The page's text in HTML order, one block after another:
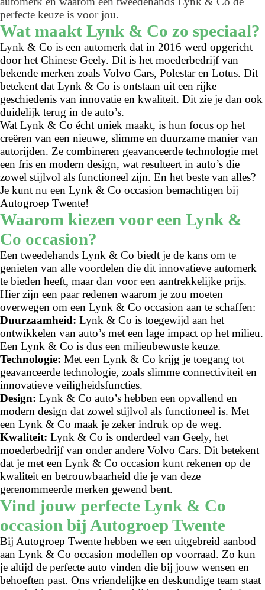
perfecte keuze is voor jou.
Wat maakt Lynk & Co zo speciaal?
Lynk & Co is een automerk dat in 2016 werd opgericht
door het Chinese Geely. Dit is het moederbedrijf van
bekende merken zoals Volvo Cars, Polestar en Lotus. Dit
betekent dat Lynk & Co is ontstaan uit een rijke
geschiedenis van innovatie en kwaliteit. Dit zie je dan ook
duidelijk terug in de auto’s.
Wat Lynk & Co écht uniek maakt, is hun focus op het
creëren van een nieuwe, slimme en duurzame manier van
autorijden. Ze combineren geavanceerde technologie met
een fris en modern design, wat resulteert in auto’s die
zowel stijlvol als functioneel zijn. En het beste van alles?
Je kunt nu een Lynk & Co occasion bemachtigen bij
Autogroep Twente!
Waarom kiezen voor een Lynk &
Co occasion?
Een tweedehands Lynk & Co biedt je de kans om te
genieten van alle voordelen die dit innovatieve automerk
te bieden heeft, maar dan voor een aantrekkelijke prijs.
Hier zijn een paar redenen waarom je zou moeten
overwegen om een Lynk & Co occasion aan te schaffen:
Duurzaamheid: Lynk & Co is toegewijd aan het
ontwikkelen van auto’s met een lage impact op het milieu.
Een Lynk & Co is dus een milieubewuste keuze.
Technologie: Met een Lynk & Co krijg je toegang tot
geavanceerde technologie, zoals slimme connectiviteit en
innovatieve veiligheidsfuncties.
Design: Lynk & Co auto’s hebben een opvallend en
modern design dat zowel stijlvol als functioneel is. Met
een Lynk & Co maak je zeker indruk op de weg.
Kwaliteit: Lynk & Co is onderdeel van Geely, het
moederbedrijf van onder andere Volvo Cars. Dit betekent
dat je met een Lynk & Co occasion kunt rekenen op de
kwaliteit en betrouwbaarheid die je van deze
gerenommeerde merken gewend bent.
Vind jouw perfecte Lynk & Co
occasion bij Autogroep Twente
Bij Autogroep Twente hebben we een uitgebreid aanbod
aan Lynk & Co occasion modellen op voorraad. Zo kun
je altijd de perfecte auto vinden die bij jouw wensen en
behoeften past. Ons vriendelijke en deskundige team staat